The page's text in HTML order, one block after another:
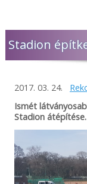
Stadion
2017. 03. 24.
Ismét
Stadion átépítése.